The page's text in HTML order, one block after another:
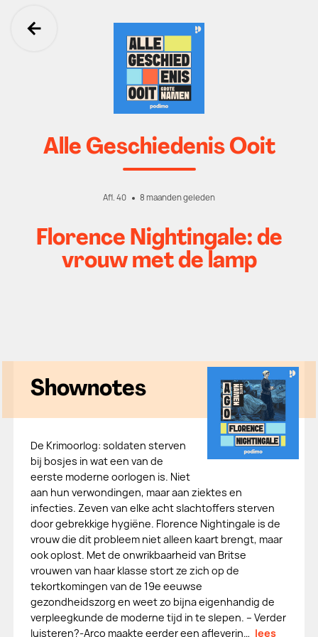
Ga terug
Alle Geschiedenis Ooit
Afl. 40 8 maanden geleden
Florence Nightingale: de
vrouw met de lamp
Shownotes
De Krimoorlog: soldaten sterven
bij bosjes in wat een van de
eerste moderne oorlogen is. Niet
aan hun verwondingen, maar aan ziektes en
infecties. Zeven van elke acht slachtoffers sterven
door gebrekkige hygiëne. Florence Nightingale is de
vrouw die dit probleem niet alleen kaart brengt, maar
ook oplost. Met de onwrikbaarheid van Britse
vrouwen van haar klasse stort ze zich op de
tekortkomingen van de 19e eeuwse
gezondheidszorg en weet zo bijna eigenhandig de
verpleegkunde de moderne tijd in te slepen. – Verder
luisteren?-Arco maakte eerder een afleverin… lees